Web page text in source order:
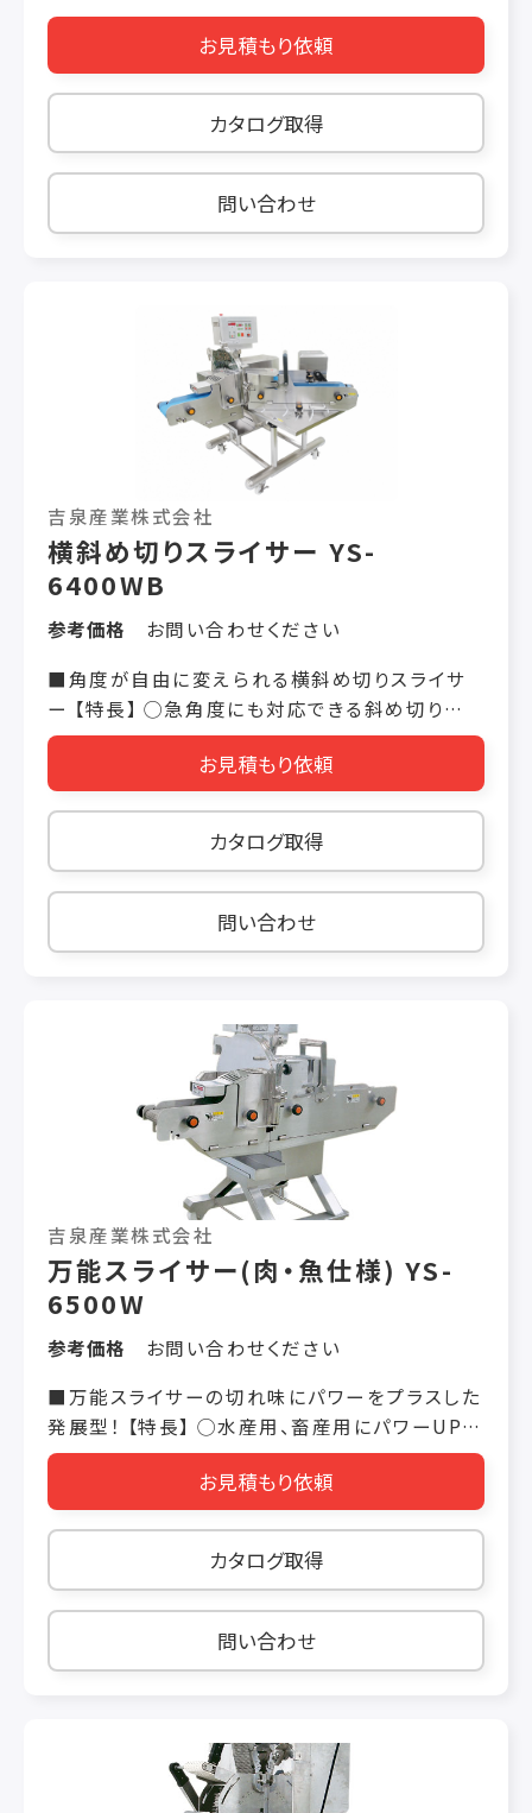
実現 90度〜35度まで自在に角度を変えて斜め
切りができます。斜めにすることで薄い食材も大
きく面を出すことができます。 ◯別置き研磨機を
標準装備 標準仕様で付属の研磨機がつきます。
いつでもお客様自身で刃物を研磨いただけます。
◯スパイクベルトを採用 斜めに切るときに食材
を安定して送れるよう、進入コンベアにスパイク
ベルトを使用しています。しっかりと食材を捕ま
焼きチキン・チキンフライ など 【オプション】 ・
排出コンベア（1.9ｍ）・排出のれん など 【機械
仕様】 機械寸法： 巾：995 長さ：2080 高さ：
1310（㎜） カット寸法： 3~30mm スライス角度：
35°〜90° 投入寸法： 巾：130 高さ：80（90°
時）（㎜） 巾：130 高さ：30（35°時）（㎜） 電動
機： 3相 200V 1100W 安全装置： 近接センサ
ー1カ所・非常停止1カ所
お見積もり依頼
カタログ取得
問い合わせ
吉泉産業株式会社
横斜め切りスライサー YS-
6400WB
参考価格
お問い合わせください
■角度が自由に変えられる横斜め切りスライサ
ー 【特長】 ◯急角度にも対応できる斜め切り特
化機 25度〜45度までの斜め切りに特化した機
械です。進入コンベアの位置をメモリに合わせて
調整するだけで簡単に角度を変えることができ
ます。 ◯きれいな斜め切り ネギの斜め切りやウイ
ンナーの斜め切りで、確かな実績があります。大
きく角度をつけてもきれいに切れます。 ◯2つの
仕様をご用意 お客様の用途に合わせられるよう、
排出コンベア仕様と切り落とし仕様の２種類をご
法： 巾：1420 長さ：1430 高さ：1380（㎜） ス
ライス角度： 25°〜45° 投入寸法： 25°：42㎜
45°：69㎜ 電動機： 3相 200V 1000W 安全
装置： 近接センサー3カ所
お見積もり依頼
カタログ取得
問い合わせ
吉泉産業株式会社
万能スライサー(肉・魚仕様) YS-
6500W
参考価格
お問い合わせください
■万能スライサーの切れ味にパワーをプラスした
発展型！ 【特長】 ◯水産用、畜産用にパワーUP
YS-6000W型よりカットする力をアップしており、
マグロ・イカ・タコ・きくらげなどの海産物や、照り
焼きチキン・ベーコン・焼き豚などの肉製品も力
強くカットします。 ◯カット後の商品が並びます
カットされた食材は、排出コンベアから並んで出
てきます。盛り付け作業や移し作業も楽に行えま
だと、アタッチメントを交換するとスライス・角切
セージ・唐揚げ・照り焼きチキン など 【オプショ
ン】 ・円月厚刃仕様・排出コンベア（テーブル付き
お見積もり依頼
カタログ取得
問い合わせ